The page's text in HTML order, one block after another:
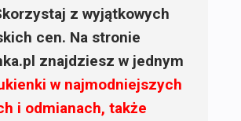
z wyjątkowych
cen. Na stronie
znajdziesz w jednym
w najmodniejszych
i odmianach, także